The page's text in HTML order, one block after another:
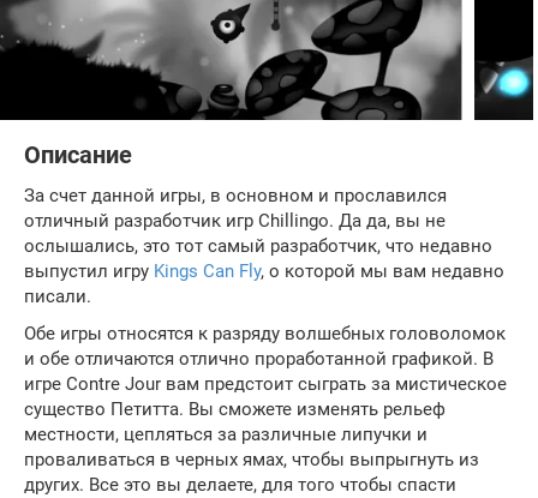
Описание
За счет данной игры, в основном и прославился
отличный разработчик игр Chillingo. Да да, вы не
ослышались, это тот самый разработчик, что недавно
выпустил игру Kings Can Fly, о которой мы вам недавно
писали.
Обе игры относятся к разряду волшебных головоломок
и обе отличаются отлично проработанной графикой. В
игре Contre Jour вам предстоит сыграть за мистическое
существо Петитта. Вы сможете изменять рельеф
местности, цепляться за различные липучки и
проваливаться в черных ямах, чтобы выпрыгнуть из
других. Все это вы делаете, для того чтобы спасти